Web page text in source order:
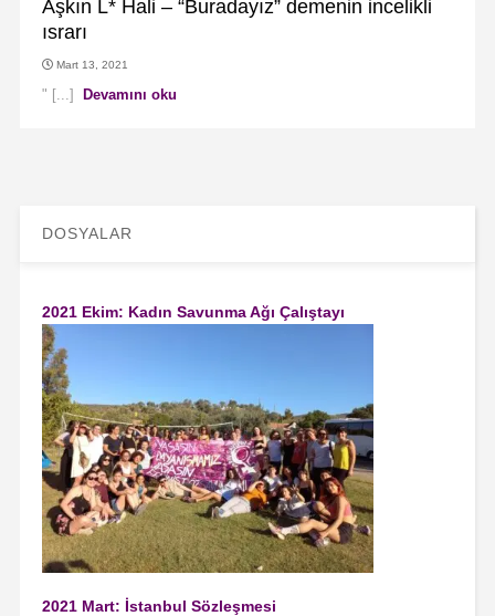
Aşkın L* Hali – “Buradayız” demenin incelikli
ısrarı
Mart 13, 2021
" [...] Devamını oku
DOSYALAR
2021 Ekim: Kadın Savunma Ağı Çalıştayı
2021 Mart: İstanbul Sözleşmesi